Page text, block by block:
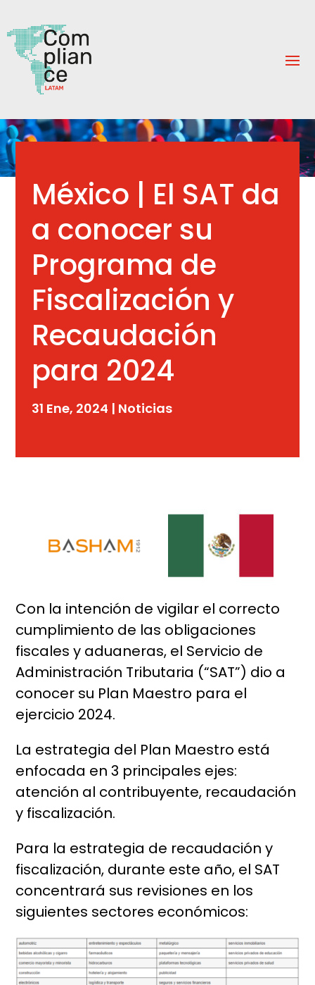
México | El SAT da
a conocer su
Programa de
Fiscalización y
Recaudación
para 2024
31 Ene, 2024 | Noticias
Con la intención de vigilar el correcto
cumplimiento de las obligaciones
fiscales y aduaneras, el Servicio de
Administración Tributaria (“SAT”) dio a
conocer su Plan Maestro para el
ejercicio 2024.
La estrategia del Plan Maestro está
enfocada en 3 principales ejes:
atención al contribuyente, recaudación
y fiscalización.
Para la estrategia de recaudación y
fiscalización, durante este año, el SAT
concentrará sus revisiones en los
siguientes sectores económicos: